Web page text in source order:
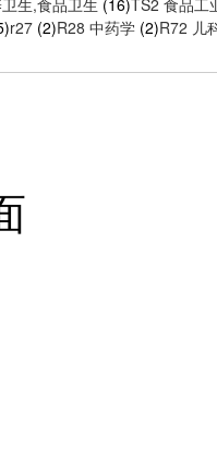
r27 (2)R28 中药学 (2)R72 儿